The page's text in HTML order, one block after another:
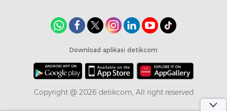
Download aplikasi detikcom
Copyright @ 2026 detikcom, All right reserved